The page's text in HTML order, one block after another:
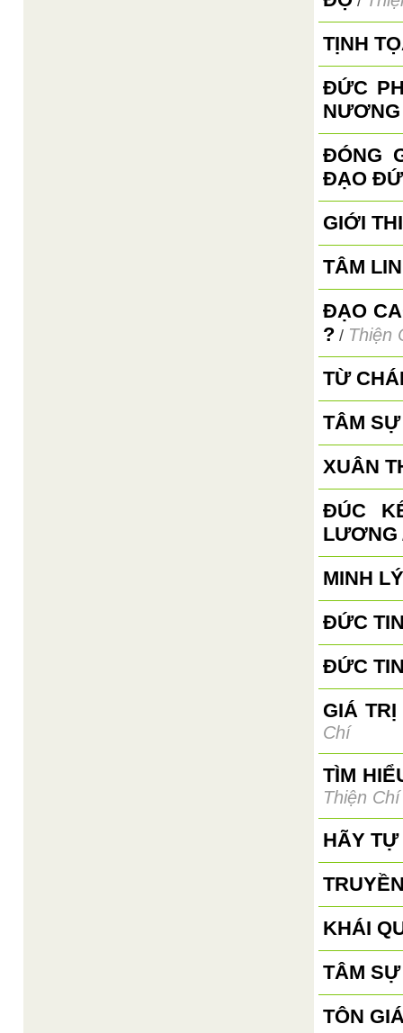
TỊNH
ĐỨC
NƯƠNG
ĐÓNG
ĐẠO
GIỚI
TÂM
ĐẠO
? / Thiện
TỪ
TÂM
XUÂN
ĐÚC
LƯƠNG
MINH
ĐỨC
ĐỨC
GIÁ
Chí
TÌM
Thiện Chí
HÃY TỰ
KHÁI
TÂM
TÔN